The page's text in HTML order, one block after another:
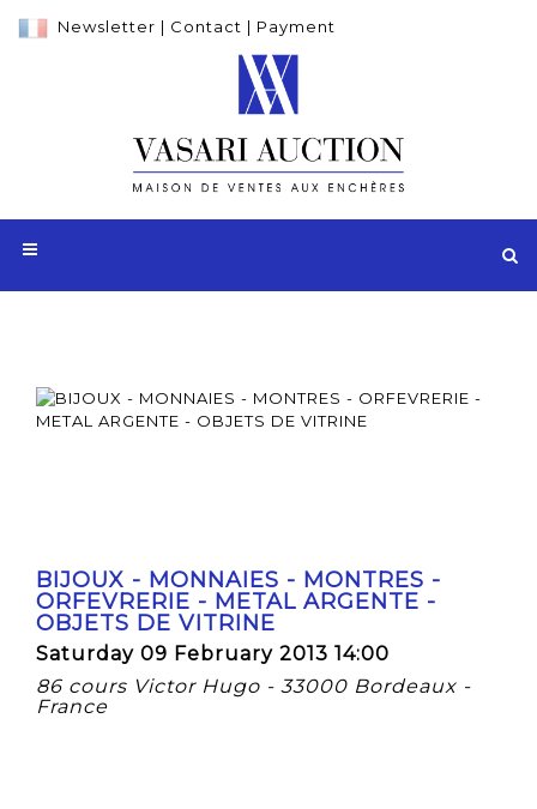
Newsletter | Contact | Payment
BIJOUX - MONNAIES - MONTRES -
ORFEVRERIE - METAL ARGENTE -
OBJETS DE VITRINE
Saturday 09 February 2013 14:00
86 cours Victor Hugo - 33000 Bordeaux -
France